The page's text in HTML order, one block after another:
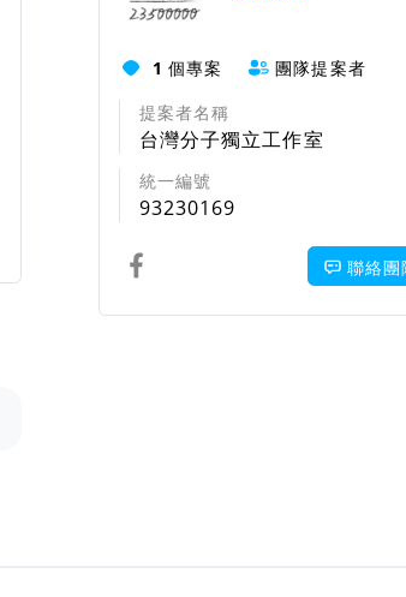
1 個專案
團隊提案者
提案者名稱
台灣分子獨立工作室
統一編號
93230169
聯絡團